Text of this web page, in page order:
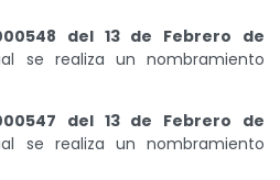
del 13 de Febrero de
se realiza un nombramiento
del 13 de Febrero de
se realiza un nombramiento